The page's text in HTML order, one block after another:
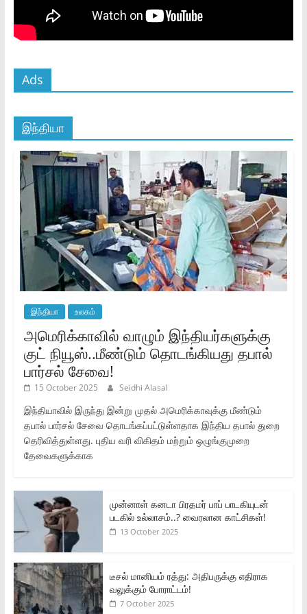
Ads
இந்தியா
இந்தியா உலகம்
அமெரிக்காவில் வாழும் இந்தியர்களுக்கு
குட் நியூஸ்..மீண்டும் தொடங்கியது தபால்
பார்சல் சேவை!
15 October 2025 Seidhi Alasal
இந்தியாவில் இருந்து இன்று முதல் அமெரிக்காவுக்கு மீண்டும்
தபால் பார்சல் சேவை தொடங்கப்பட்டுள்ளதாக இந்திய தபால் துறை
தெரிவித்துள்ளது. புதிய வரி விகிதம் மற்றும் ஒழுங்குமுறை
தேவைகளுக்காக
முன்னாள் கனடா பிரதமர் பாப் பாடகியுடன்
படகில் உல்லாசம்..? வைரலான காட்சிகள்!
13 October 2025
டீசல் மானியம் ரத்து: அதிபருக்கு எதிராக
வலுக்கும் போராட்டம்!
7 October 2025